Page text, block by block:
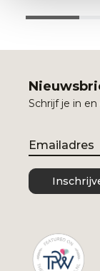
Schrijf je in
Email